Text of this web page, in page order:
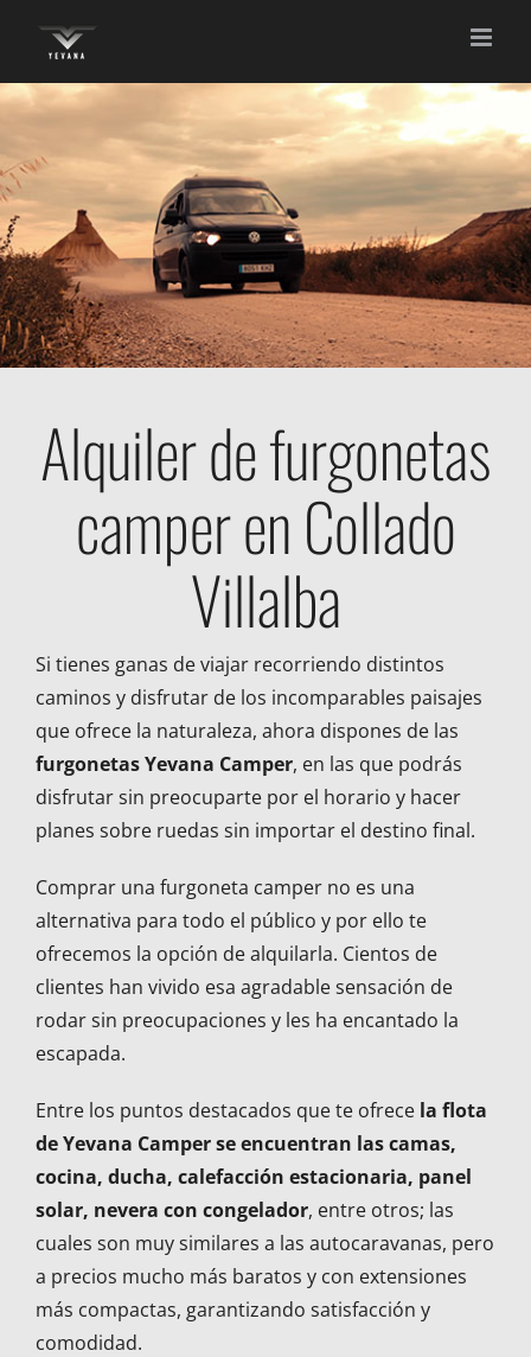
contenido
Alquiler de furgonetas
camper en Collado
Villalba
Si tienes ganas de viajar recorriendo distintos
caminos y disfrutar de los incomparables paisajes
que ofrece la naturaleza, ahora dispones de las
furgonetas Yevana Camper, en las que podrás
disfrutar sin preocuparte por el horario y hacer
planes sobre ruedas sin importar el destino final.
Comprar una furgoneta camper no es una
alternativa para todo el público y por ello te
ofrecemos la opción de alquilarla. Cientos de
clientes han vivido esa agradable sensación de
rodar sin preocupaciones y les ha encantado la
escapada.
Entre los puntos destacados que te ofrece la flota
de Yevana Camper se encuentran las camas,
cocina, ducha, calefacción estacionaria, panel
solar, nevera con congelador, entre otros; las
cuales son muy similares a las autocaravanas, pero
a precios mucho más baratos y con extensiones
más compactas, garantizando satisfacción y
comodidad.